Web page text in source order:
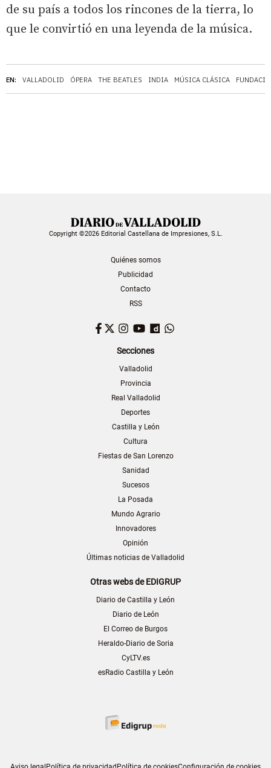
EN: VALLADOLID ÓPERA THE BEATLES INDIA MÚSICA CLÁSICA
de su país a todos los rincones de la tierra, lo
que le convirtió en una leyenda de la música.
Copyright ©2026 Editorial Castellana de Impresiones, S.L.
Quiénes somos
Publicidad
Contacto
RSS
Facebook
TwitterInstagram
YouTubeDailymotion
Secciones
Valladolid
Provincia
Real Valladolid
Deportes
Castilla y León
Cultura
Fiestas de San Lorenzo
Sanidad
Sucesos
La Posada
Mundo Agrario
Innovadores
Opinión
Últimas noticias de Valladolid
Otras webs de EDIGRUP
Diario de Castilla y León
Diario de León
El Correo de Burgos
Heraldo-Diario de Soria
CyLTV.es
esRadio Castilla y León